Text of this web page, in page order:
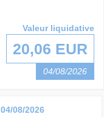
Valeur liquidative
20,06 EUR
04/08/2026
04/08/2026